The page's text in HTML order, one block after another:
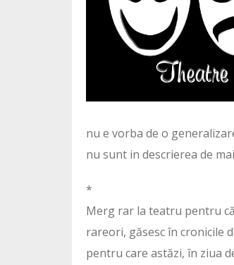
nu e vorba de o
nu sunt in descrierea de
*
Merg rar la teatru pentru
rareori, găsesc în cronicile
pentru care astăzi, în ziua